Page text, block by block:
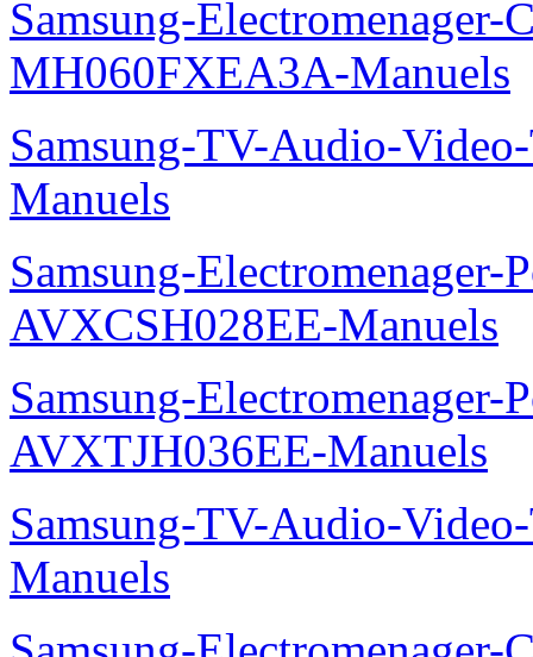
Samsung-Electromenager-
MH060FXEA3A-Manuels
Samsung-TV-Audio-
Manuels
Samsung-
AVXCSH028EE-Manuels
Samsung-
AVXTJH036EE-Manuels
Samsung-TV-Audio-
Manuels